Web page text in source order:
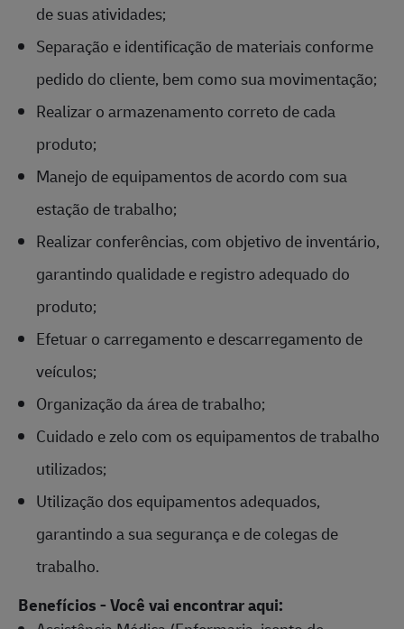
de suas atividades;
Separação e identificação de materiais conforme
pedido do cliente, bem como sua movimentação;
Realizar o armazenamento correto de cada
produto;
Manejo de equipamentos de acordo com sua
estação de trabalho;
Realizar conferências, com objetivo de inventário,
garantindo qualidade e registro adequado do
produto;
Efetuar o carregamento e descarregamento de
veículos;
Organização da área de trabalho;
Cuidado e zelo com os equipamentos de trabalho
utilizados;
Utilização dos equipamentos adequados,
garantindo a sua segurança e de colegas de
trabalho.
Benefícios - Você vai encontrar aqui: